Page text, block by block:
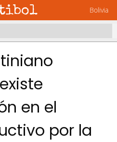
Bolivia
en el
por la